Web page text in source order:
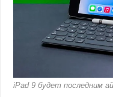
iPad 9 будет последним